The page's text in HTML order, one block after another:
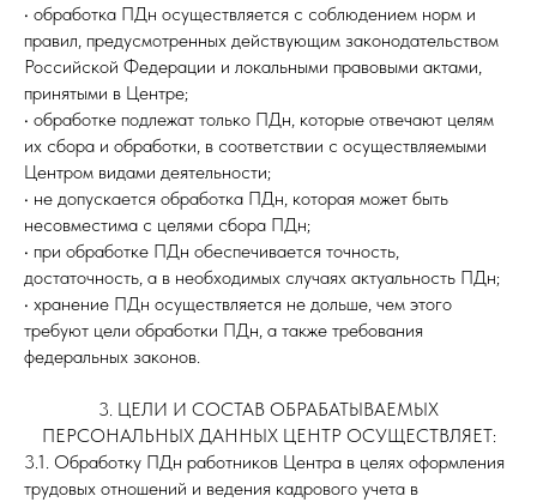
• обработка ПДн осуществляется с соблюдением норм и
правил, предусмотренных действующим законодательством
Российской Федерации и локальными правовыми актами,
принятыми в Центре;
• обработке подлежат только ПДн, которые отвечают целям
их сбора и обработки, в соответствии с осуществляемыми
Центром видами деятельности;
• не допускается обработка ПДн, которая может быть
несовместима с целями сбора ПДн;
• при обработке ПДн обеспечивается точность,
достаточность, а в необходимых случаях актуальность ПДн;
• хранение ПДн осуществляется не дольше, чем этого
требуют цели обработки ПДн, а также требования
федеральных законов.
3. ЦЕЛИ И СОСТАВ ОБРАБАТЫВАЕМЫХ
ПЕРСОНАЛЬНЫХ ДАННЫХ ЦЕНТР ОСУЩЕСТВЛЯЕТ:
3.1. Обработку ПДн работников Центра в целях оформления
трудовых отношений и ведения кадрового учета в